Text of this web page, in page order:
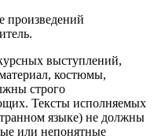
произведений
выступлений,
костюмы,
строго
Тексты исполняемых
языке) не должны
или непонятные